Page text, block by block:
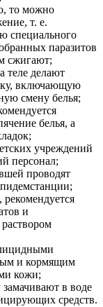
то можно
т. е.
специального
паразитов
сжигают;
теле делают
включающую
смену белья;
белья, а
учреждений
персонал;
проводят
и
и кормящим
кожи;
замачивают в воде
средств.